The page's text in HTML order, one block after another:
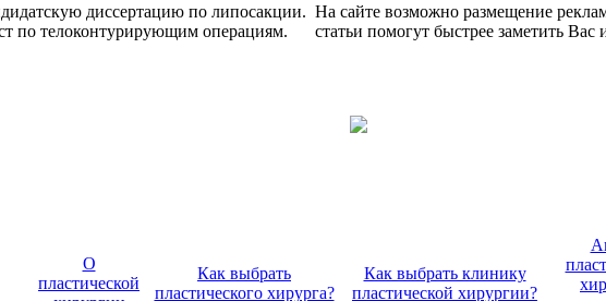
диссертацию по липосакции.
по телоконтурирующим операциям.
На сайте возможно размещение
статьи помогут быстрее заметить
О
пластической
Как выбрать
пластического хирурга?
Как выбрать клинику
пластической хирургии?